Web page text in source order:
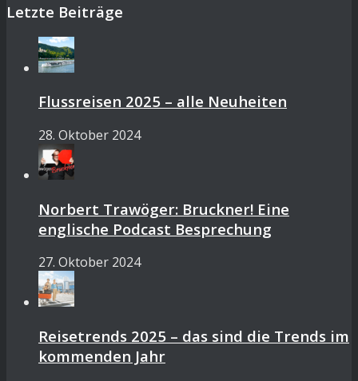
Letzte Beiträge
Flussreisen 2025 – alle Neuheiten
28. Oktober 2024
Norbert Trawöger: Bruckner! Eine
englische Podcast Besprechung
27. Oktober 2024
Reisetrends 2025 – das sind die Trends im
kommenden Jahr